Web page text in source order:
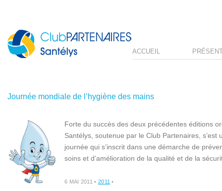
ACCUEIL
Journée mondiale de l’hygiène des mains
Forte du succès des deux précédentes éditions
Santélys, soutenue par le Club Partenaires,
journée qui s’inscrit dans une démarche de
soins et d’amélioration de la qualité et de la
6 MAI 2011 • 2011 •